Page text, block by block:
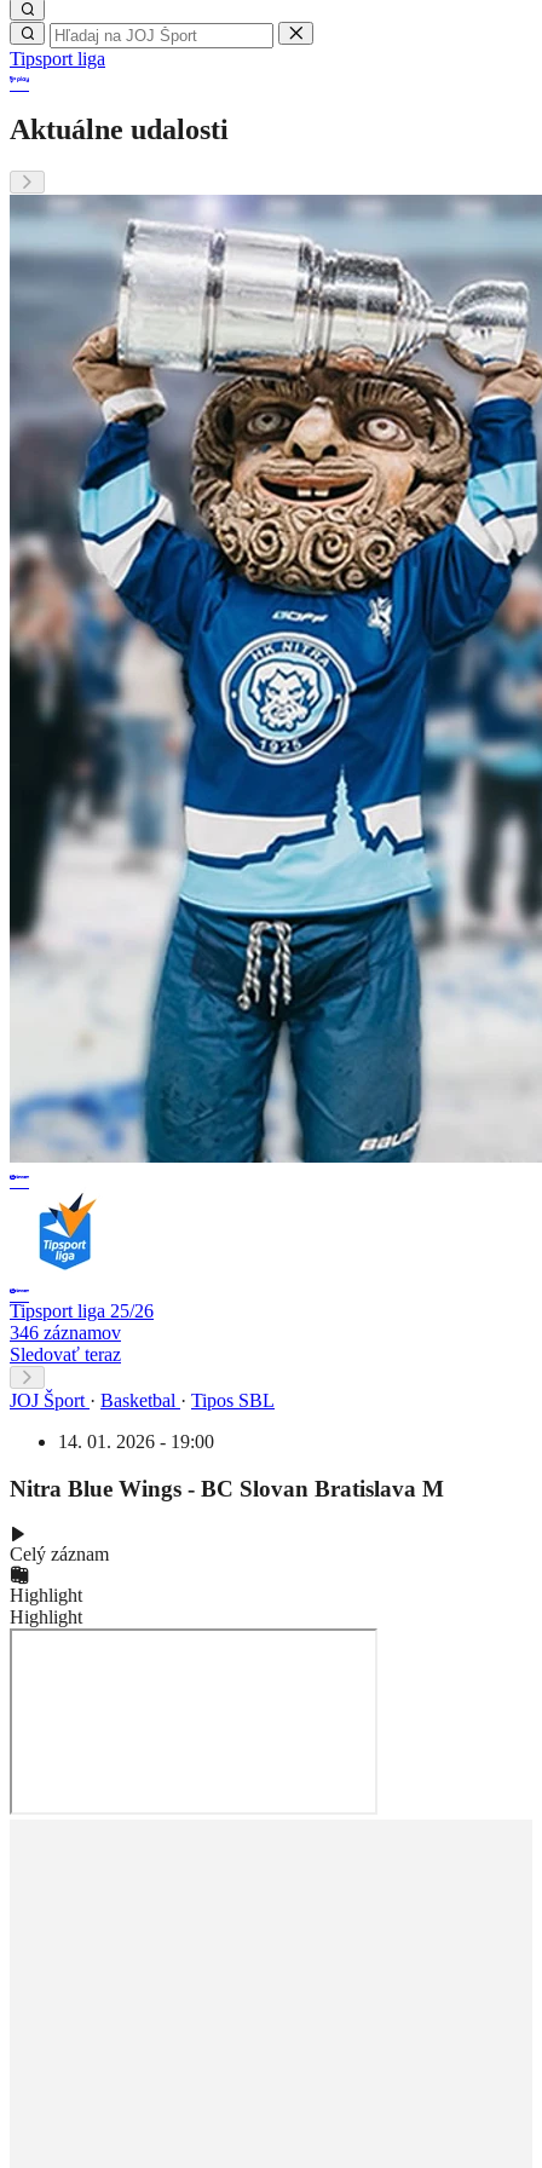
Tipsport liga
Aktuálne udalosti
Tipsport liga 25/26
346 záznamov
Sledovať teraz
JOJ Šport · Basketbal · Tipos SBL
14. 01. 2026 - 19:00
Nitra Blue Wings - BC Slovan Bratislava M
Celý záznam
Highlight
Highlight